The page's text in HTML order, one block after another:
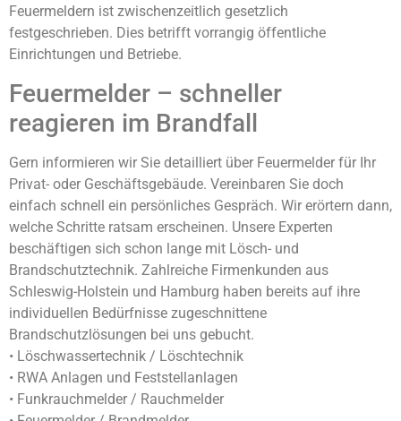
Feuermeldern ist zwischenzeitlich gesetzlich
festgeschrieben. Dies betrifft vorrangig öffentliche
Einrichtungen und Betriebe.
Feuermelder – schneller
reagieren im Brandfall
Gern informieren wir Sie detailliert über Feuermelder für Ihr
Privat- oder Geschäftsgebäude. Vereinbaren Sie doch
einfach schnell ein persönliches Gespräch. Wir erörtern dann,
welche Schritte ratsam erscheinen. Unsere Experten
beschäftigen sich schon lange mit Lösch- und
Brandschutztechnik. Zahlreiche Firmenkunden aus
Schleswig-Holstein und Hamburg haben bereits auf ihre
individuellen Bedürfnisse zugeschnittene
Brandschutzlösungen bei uns gebucht.
• Löschwassertechnik / Löschtechnik
• RWA Anlagen und Feststellanlagen
• Funkrauchmelder / Rauchmelder